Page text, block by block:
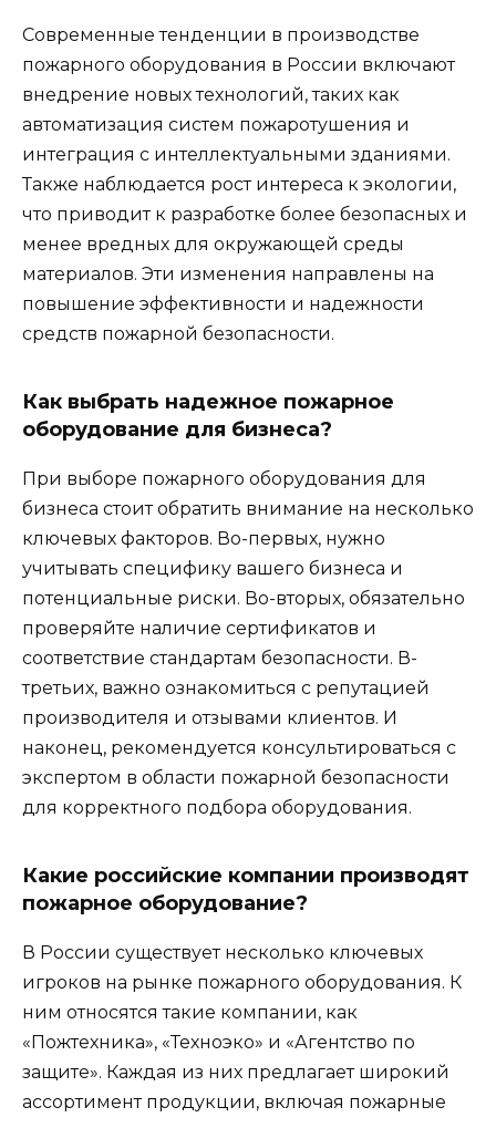
Современные тенденции в производстве
пожарного оборудования в России включают
внедрение новых технологий, таких как
автоматизация систем пожаротушения и
интеграция с интеллектуальными зданиями.
Также наблюдается рост интереса к экологии,
что приводит к разработке более безопасных и
менее вредных для окружающей среды
материалов. Эти изменения направлены на
повышение эффективности и надежности
средств пожарной безопасности.
Как выбрать надежное пожарное
оборудование для бизнеса?
При выборе пожарного оборудования для
бизнеса стоит обратить внимание на несколько
ключевых факторов. Во-первых, нужно
учитывать специфику вашего бизнеса и
потенциальные риски. Во-вторых, обязательно
проверяйте наличие сертификатов и
соответствие стандартам безопасности. В-
третьих, важно ознакомиться с репутацией
производителя и отзывами клиентов. И
наконец, рекомендуется консультироваться с
экспертом в области пожарной безопасности
для корректного подбора оборудования.
Какие российские компании производят
пожарное оборудование?
В России существует несколько ключевых
игроков на рынке пожарного оборудования. К
ним относятся такие компании, как
«Пожтехника», «Техноэко» и «Агентство по
защите». Каждая из них предлагает широкий
ассортимент продукции, включая пожарные